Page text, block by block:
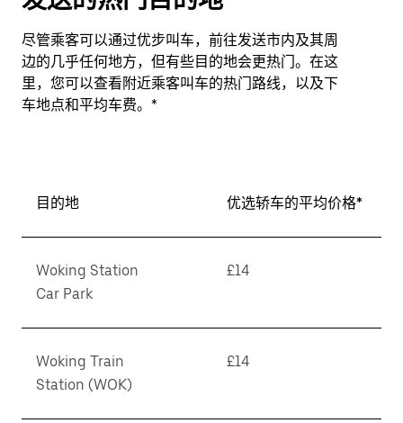
尽管乘客可以通过优步叫车，前往发送市内及其周
边的几乎任何地方，但有些目的地会更热门。在这
里，您可以查看附近乘客叫车的热门路线，以及下
车地点和平均车费。*
目的地 优选轿车的平均价格*
Woking Station
Car Park
£14
Woking Train
Station (WOK)
£14